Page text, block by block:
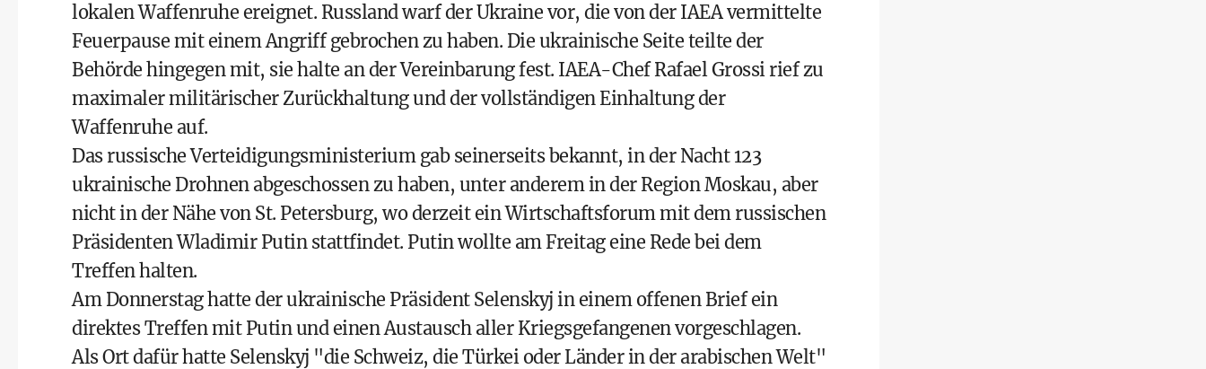
lokalen Waffenruhe ereignet. Russland warf der Ukraine vor, die von der IAEA vermittelte
Feuerpause mit einem Angriff gebrochen zu haben. Die ukrainische Seite teilte der
Behörde hingegen mit, sie halte an der Vereinbarung fest. IAEA-Chef Rafael Grossi rief zu
maximaler militärischer Zurückhaltung und der vollständigen Einhaltung der
Waffenruhe auf.
Das russische Verteidigungsministerium gab seinerseits bekannt, in der Nacht 123
ukrainische Drohnen abgeschossen zu haben, unter anderem in der Region Moskau, aber
nicht in der Nähe von St. Petersburg, wo derzeit ein Wirtschaftsforum mit dem russischen
Präsidenten Wladimir Putin stattfindet. Putin wollte am Freitag eine Rede bei dem
Treffen halten.
Am Donnerstag hatte der ukrainische Präsident Selenskyj in einem offenen Brief ein
direktes Treffen mit Putin und einen Austausch aller Kriegsgefangenen vorgeschlagen.
Als Ort dafür hatte Selenskyj "die Schweiz, die Türkei oder Länder in der arabischen Welt"